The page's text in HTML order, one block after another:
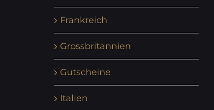
Frankreich
Grossbritannien
Gutscheine
Italien